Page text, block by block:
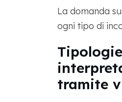
La domanda
ogni tipo di
tramite